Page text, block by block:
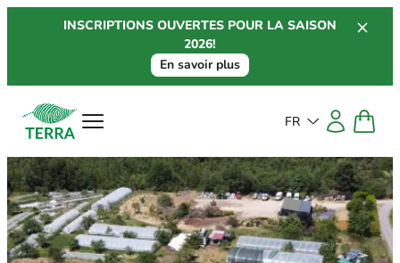
INSCRIPTIONS OUVERTES POUR LA SAISON
2026!
En savoir plus
FR